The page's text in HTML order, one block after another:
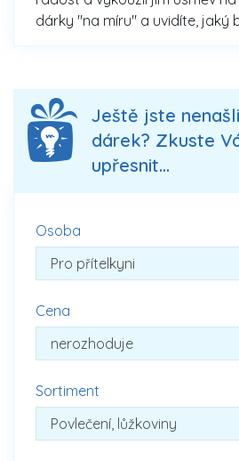
dárky "na míru" a uvidíte, jaký
Ještě jste
dárek? Zkuste
upřesnit...
Osoba
Cena
Sortiment